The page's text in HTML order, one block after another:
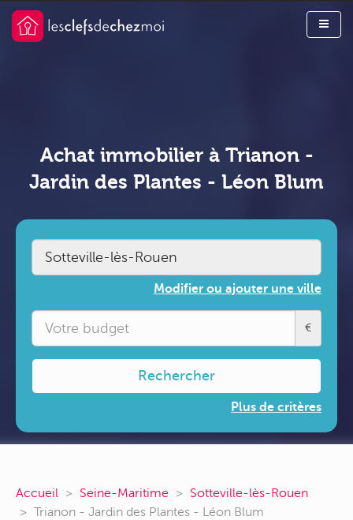
Achat immobilier à Trianon -
Jardin des Plantes - Léon Blum
Modifier ou ajouter une ville
€
Rechercher
Plus de critères
Accueil Seine-Maritime
Sotteville-lès-Rouen
Trianon - Jardin des Plantes - Léon Blum